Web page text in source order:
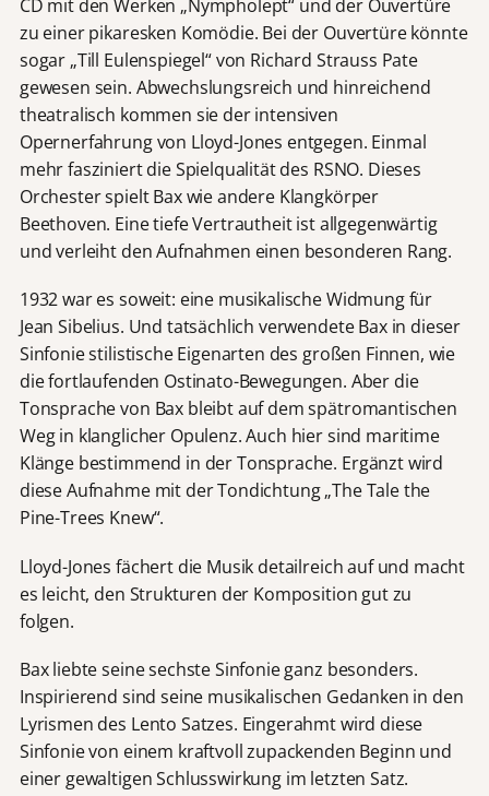
CD mit den Werken „Nympholept“ und der Ouvertüre
zu einer pikaresken Komödie. Bei der Ouvertüre könnte
sogar „Till Eulenspiegel“ von Richard Strauss Pate
gewesen sein. Abwechslungsreich und hinreichend
theatralisch kommen sie der intensiven
Opernerfahrung von Lloyd-Jones entgegen. Einmal
mehr fasziniert die Spielqualität des RSNO. Dieses
Orchester spielt Bax wie andere Klangkörper
Beethoven. Eine tiefe Vertrautheit ist allgegenwärtig
und verleiht den Aufnahmen einen besonderen Rang.
1932 war es soweit: eine musikalische Widmung für
Jean Sibelius. Und tatsächlich verwendete Bax in dieser
Sinfonie stilistische Eigenarten des großen Finnen, wie
die fortlaufenden Ostinato-Bewegungen. Aber die
Tonsprache von Bax bleibt auf dem spätromantischen
Weg in klanglicher Opulenz. Auch hier sind maritime
Klänge bestimmend in der Tonsprache. Ergänzt wird
diese Aufnahme mit der Tondichtung „The Tale the
Pine-Trees Knew“.
Lloyd-Jones fächert die Musik detailreich auf und macht
es leicht, den Strukturen der Komposition gut zu
folgen.
Bax liebte seine sechste Sinfonie ganz besonders.
Inspirierend sind seine musikalischen Gedanken in den
Lyrismen des Lento Satzes. Eingerahmt wird diese
Sinfonie von einem kraftvoll zupackenden Beginn und
einer gewaltigen Schlusswirkung im letzten Satz.